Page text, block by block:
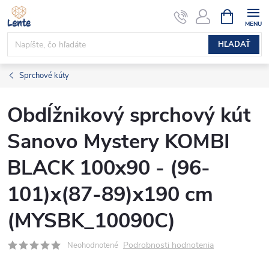
Prejsť
na
obsah
HĽADAŤ
KOŠÍK
Sprchové kúty
Obdĺžnikový sprchový kút
Sanovo Mystery KOMBI
BLACK 100x90 - (96-
101)x(87-89)x190 cm
(MYSBK_10090C)
Neohodnotené Podrobnosti hodnotenia